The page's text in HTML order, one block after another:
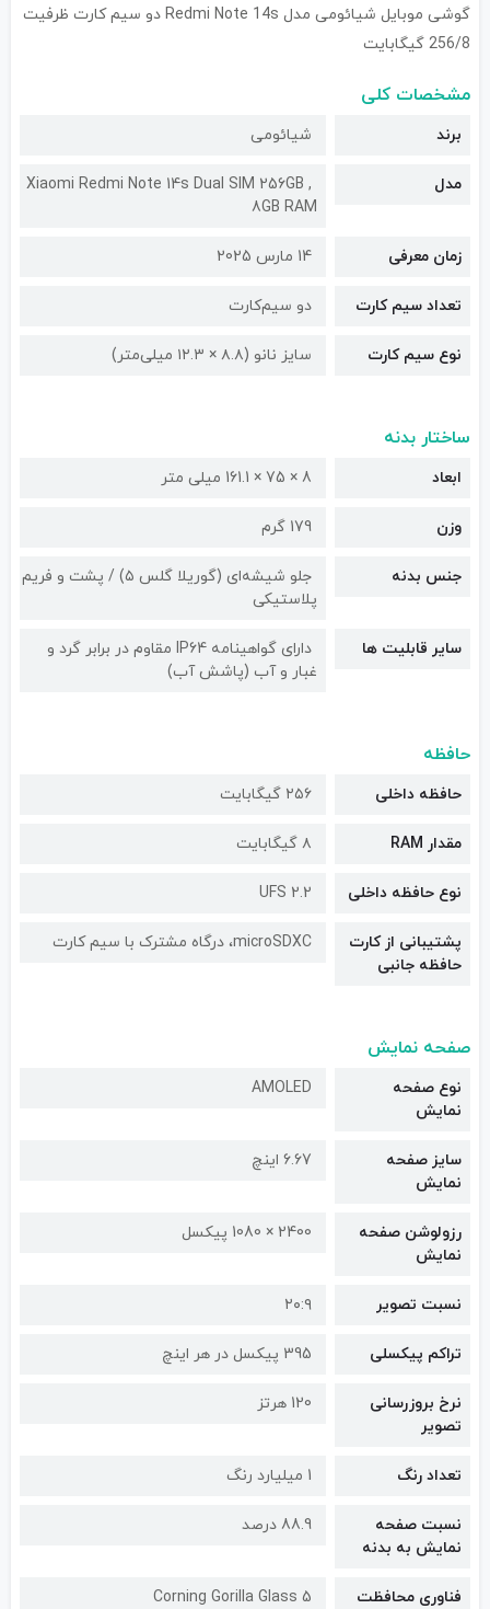
گوشی موبایل شیائومی مدل Redmi Note 14s دو سیم کارت ظرفیت
256/8 گیگابایت
مشخصات کلی
برند شیائومی
مدل
Xiaomi Redmi Note 14s Dual SIM 256GB ,
8GB RAM
زمان معرفی 14 مارس 2025
تعداد سیم کارت دو سیم‌کارت
نوع سیم کارت سایز نانو (۸.۸ × ۱۲.۳ میلی‌متر)
ساختار بدنه
ابعاد 8 × 75 × 161.1 میلی متر
وزن 179 گرم
جنس بدنه
جلو شیشه‌ای (گوریلا گلس ۵) / پشت و فریم
پلاستیکی
سایر قابلیت ها
دارای گواهینامه IP64 مقاوم در برابر گرد و
غبار و آب (پاشش آب)
حافظه
حافظه داخلی ۲۵۶ گیگابایت
مقدار RAM ۸ گیگابایت
نوع حافظه داخلی UFS 2.2
پشتیبانی از کارت
حافظه جانبی
microSDXC، درگاه مشترک با سیم کارت
صفحه نمایش
نوع صفحه
نمایش
AMOLED
سایز صفحه
نمایش
6.67 اینچ
رزولوشن صفحه
نمایش
2400 × 1080 پیکسل
نسبت تصویر ۲۰:۹
تراکم پیکسلی 395 پیکسل در هر اینچ
نرخ بروزرسانی
تصویر
120 هرتز
تعداد رنگ 1 میلیارد رنگ
نسبت صفحه
نمایش به بدنه
88.9 درصد
فناوری محافظت Corning Gorilla Glass 5